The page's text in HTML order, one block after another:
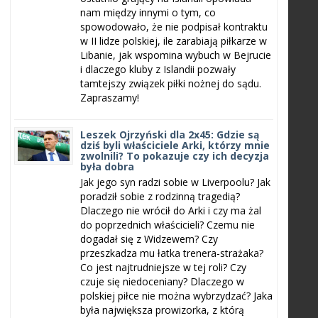
nam między innymi o tym, co
spowodowało, że nie podpisał kontraktu
w II lidze polskiej, ile zarabiają piłkarze w
Libanie, jak wspomina wybuch w Bejrucie
i dlaczego kluby z Islandii pozwały
tamtejszy związek piłki nożnej do sądu.
Zapraszamy!
Leszek Ojrzyński dla 2x45: Gdzie są
dziś byli właściciele Arki, którzy mnie
zwolnili? To pokazuje czy ich decyzja
była dobra
Jak jego syn radzi sobie w Liverpoolu? Jak
poradził sobie z rodzinną tragedią?
Dlaczego nie wrócił do Arki i czy ma żal
do poprzednich właścicieli? Czemu nie
dogadał się z Widzewem? Czy
przeszkadza mu łatka trenera-strażaka?
Co jest najtrudniejsze w tej roli? Czy
czuje się niedoceniany? Dlaczego w
polskiej piłce nie można wybrzydzać? Jaka
była największa prowizorka, z którą